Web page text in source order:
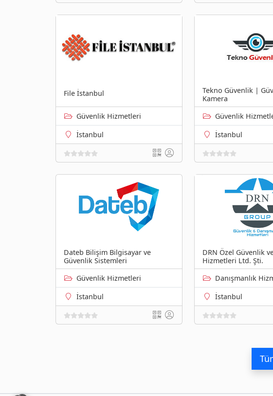
File İstanbul
Güvenlik Hizmetleri
İstanbul
Tekno Güvenlik |
Kamera
Güvenlik
İstanbul
Dateb Bilişim Bilgisayar ve
Güvenlik Sistemleri
Güvenlik Hizmetleri
İstanbul
DRN Özel Güvenlik
Hizmetleri Ltd. Şti.
Danışmanlık
İstanbul